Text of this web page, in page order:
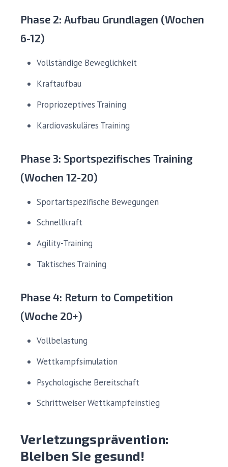
Phase 2: Aufbau Grundlagen (Wochen
6-12)
Vollständige Beweglichkeit
Kraftaufbau
Propriozeptives Training
Kardiovaskuläres Training
Phase 3: Sportspezifisches Training
(Wochen 12-20)
Sportartspezifische Bewegungen
Schnellkraft
Agility-Training
Taktisches Training
Phase 4: Return to Competition
(Woche 20+)
Vollbelastung
Wettkampfsimulation
Psychologische Bereitschaft
Schrittweiser Wettkampfeinstieg
Verletzungsprävention:
Bleiben Sie gesund!